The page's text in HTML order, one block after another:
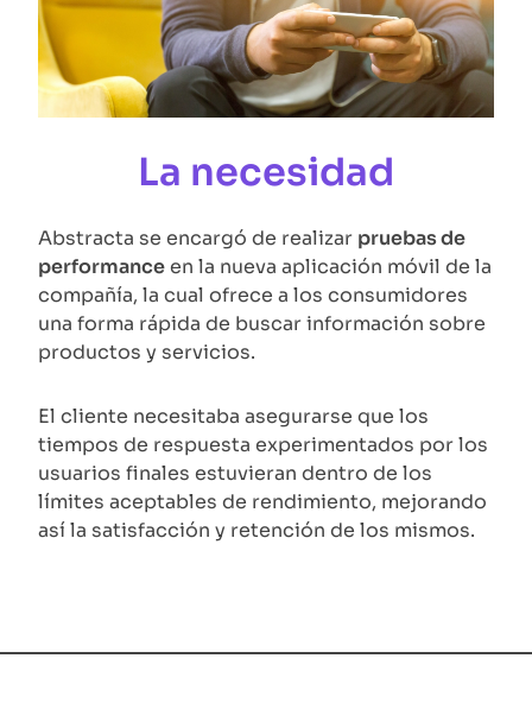
La necesidad
Abstracta se encargó de realizar pruebas de
performanceen la nueva aplicación móvil de la
compañía, la cual ofrece a los consumidores
una forma rápida de buscar información sobre
productos y servicios.
El cliente necesitaba asegurarse que los
tiempos de respuesta experimentados por los
usuarios finales estuvieran dentro de los
límites aceptables de rendimiento, mejorando
así la satisfacción y retención de los mismos.